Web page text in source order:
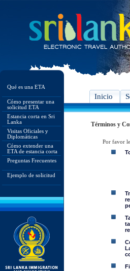
Qué es una ETA
Cómo presentar una
solicitud ETA
Estancia corta en Sri
Lanka
Visitas Oficiales y
Diplomáticas
Cómo extender una
ETA de estancia corta
Preguntas Frecuentes
Ejemplo de solicitud
Inicio
Términos y
Por favor